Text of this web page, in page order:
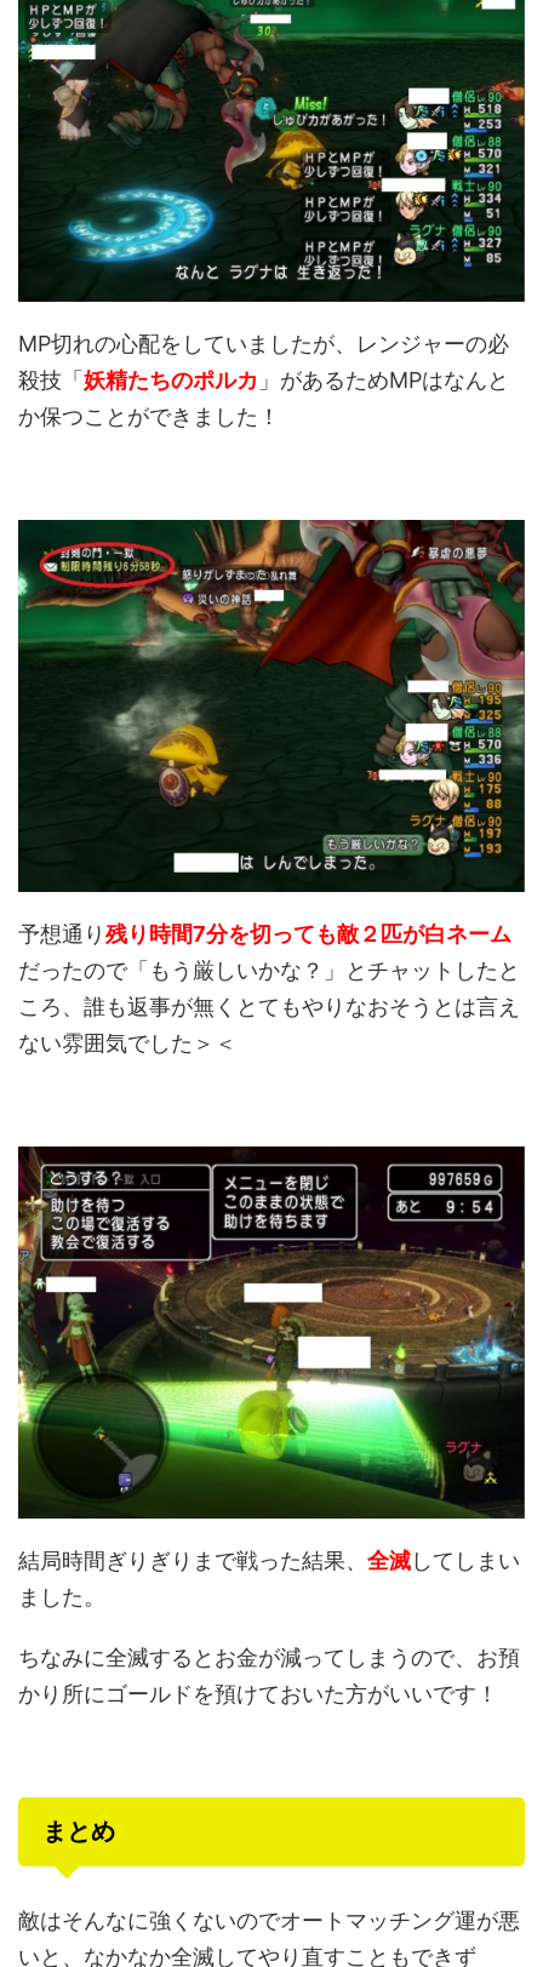
MP切れの心配をしていましたが、レンジャーの必
殺技「妖精たちのポルカ 」があるためMPはなんと
か保つことができました！
予想通り残り時間7分を切っても敵２匹が白ネーム
だったので「もう厳しいかな？」とチャットしたと
ころ、誰も返事が無くとてもやりなおそうとは言え
ない雰囲気でした＞＜
結局時間ぎりぎりまで戦った結果、 全滅してしまい
ました。
ちなみに全滅するとお金が減ってしまうので、お預
かり所にゴールドを預けておいた方がいいです！
まとめ
敵はそんなに強くないのでオートマッチング運が悪
いと、なかなか全滅してやり直すこともできず